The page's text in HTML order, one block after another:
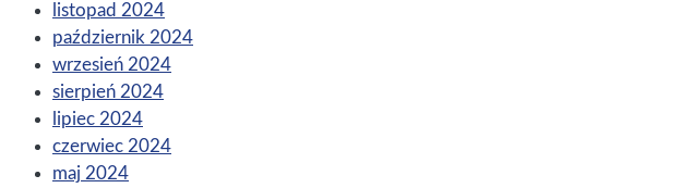
listopad 2024
październik 2024
wrzesień 2024
sierpień 2024
lipiec 2024
czerwiec 2024
maj 2024